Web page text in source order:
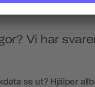
Vi har
se ut? Hjälper